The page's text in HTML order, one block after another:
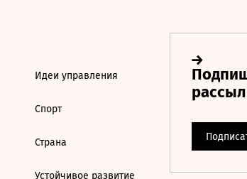
Идеи управления
Спорт
Страна
Устойчивое развитие